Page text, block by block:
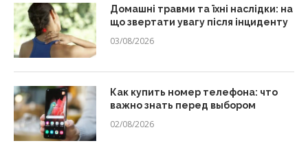
Домашні травми та їхні наслідки: на
що звертати увагу після інциденту
03/08/2026
Как купить номер телефона: что
важно знать перед выбором
02/08/2026